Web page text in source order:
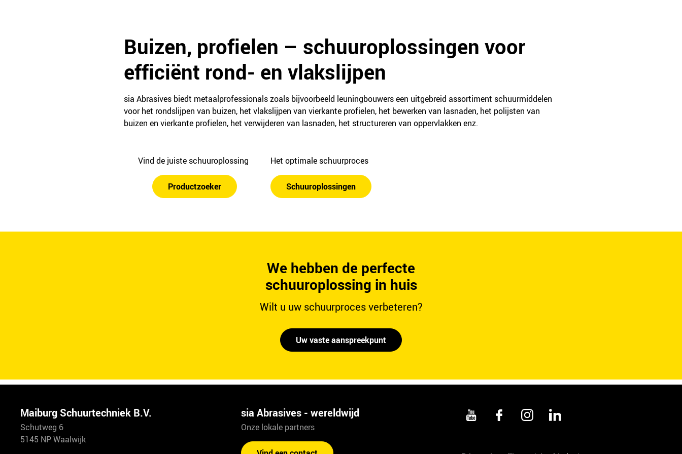
Buizen, profielen – schuuroplossingen voor
efficiënt rond- en vlakslijpen
sia Abrasives biedt metaalprofessionals zoals bijvoorbeeld leuningbouwers een uitgebreid assortiment schuurmiddelen
voor het rondslijpen van buizen, het vlakslijpen van vierkante profielen, het bewerken van lasnaden, het polijsten van
buizen en vierkante profielen, het verwijderen van lasnaden, het structureren van oppervlakken enz.
Vind de juiste schuuroplossing
Productzoeker
Het optimale schuurproces
Schuuroplossingen
We hebben de perfecte
schuuroplossing in huis
Wilt u uw schuurproces verbeteren?
Uw vaste aanspreekpunt
Maiburg Schuurtechniek B.V.
Schutweg 6
5145 NP Waalwijk
sia Abrasives - wereldwijd
Onze lokale partners